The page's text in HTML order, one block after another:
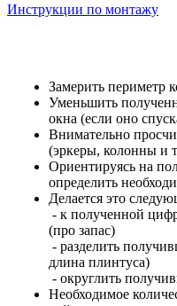
Инструкции по монтажу
Замерить периметр
Уменьшить
окна (если оно
Внимательно
(эркеры, колонны и
Ориентируясь на
определить
Делается это
- к полученной
(про запас)
- разделить
длина плинтуса)
- округлить
Необходимое